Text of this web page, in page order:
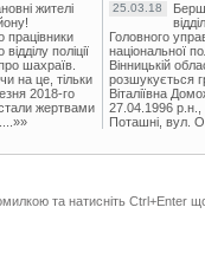
жителі
працівники
поліції
шахраїв.
на це, тільки
2018-го
жертвами
25.03.18
Головного
національної
Вінницькій
розшукується
Віталіївна
27.04.1996 р.н.,
Поташні, вул.
та натисніть Ctrl+Enter